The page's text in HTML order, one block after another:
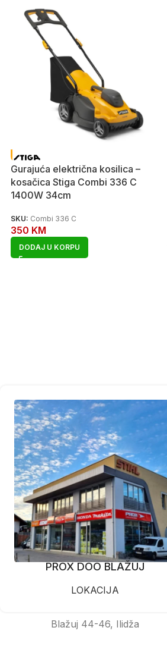
Gurajuća električna kosilica –
kosačica Stiga Combi 336 C
1400W 34cm
SKU: Combi 336 C
350 KM
DODAJ U KORPU
PROX DOO BLAŽUJ
LOKACIJA
Blažuj 44-46, Ilidža